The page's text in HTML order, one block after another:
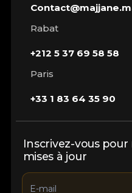
Rabat
+212 5 37 69 58 58
Paris
+33 1 83 64 35 90
Inscrivez-vous
mises à jour